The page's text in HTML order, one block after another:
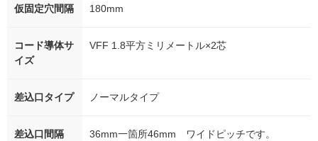
仮固定穴間隔 180mm
コード導体サ
イズ
VFF 1.8平方ミリメートル×2芯
差込口タイプ ノーマルタイプ
差込口間隔 36mm一箇所46mm ワイドピッチです。